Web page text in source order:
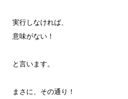
実行しなければ、
意味がない！
と言います。
まさに、その通り！